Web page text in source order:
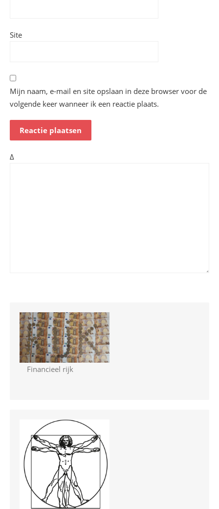
Site
Mijn naam, e-mail en site opslaan in deze browser voor de
volgende keer wanneer ik een reactie plaats.
Δ
Financieel rijk